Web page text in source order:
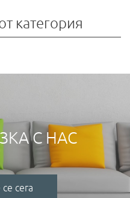
категория
С НАС
сега